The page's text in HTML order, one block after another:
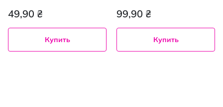
49,90 ₴
Купить
99,90 ₴
Купить